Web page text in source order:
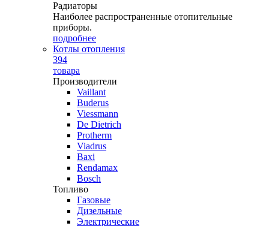
Радиаторы
Наиболее распространенные отопительные
приборы.
подробнее
Котлы отопления
394
товара
Производители
Vaillant
Buderus
Viessmann
De Dietrich
Protherm
Viadrus
Baxi
Rendamax
Bosch
Топливо
Газовые
Дизельные
Электрические